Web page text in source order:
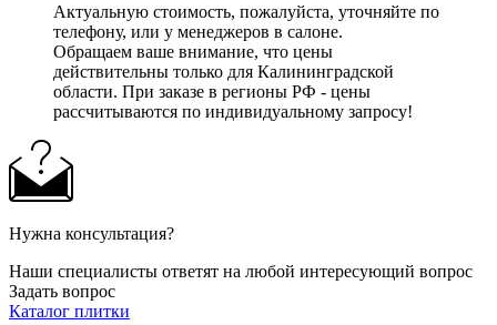
Актуальную стоимость, пожалуйста, уточняйте по
телефону, или у менеджеров в салоне.
Обращаем ваше внимание, что цены
действительны только для Калининградской
области. При заказе в регионы РФ - цены
рассчитываются по индивидуальному запросу!
Нужна консультация?
Наши специалисты ответят на любой интересующий вопрос
Задать вопрос
Каталог плитки